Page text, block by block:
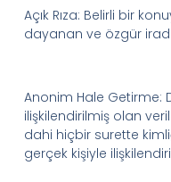
Açık Rıza: Belirli bir
dayanan ve özgür
Anonim Hale Getirme:
ilişkilendirilmiş olan
dahi hiçbir surette
gerçek kişiyle